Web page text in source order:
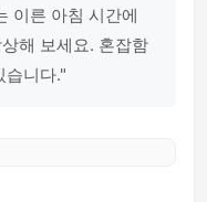
이른 아침 시간에
해 보세요. 혼잡함
습니다."